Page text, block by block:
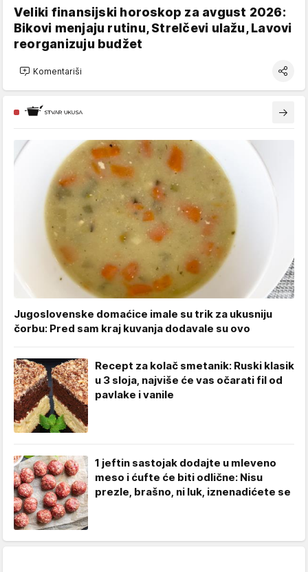
Veliki finansijski horoskop za avgust 2026:
Bikovi menjaju rutinu, Strelčevi ulažu, Lavovi
reorganizuju budžet
Komentariši
Jugoslovenske domaćice imale su trik za ukusniju
čorbu: Pred sam kraj kuvanja dodavale su ovo
Recept za kolač smetanik: Ruski klasik
u 3 sloja, najviše će vas očarati fil od
pavlake i vanile
1 jeftin sastojak dodajte u mleveno
meso i ćufte će biti odlične: Nisu
prezle, brašno, ni luk, iznenadićete se